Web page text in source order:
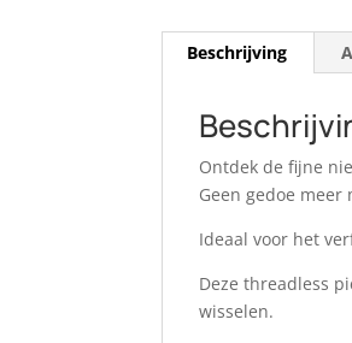
Beschrijving
Ontdek de fijne
Geen gedoe
Ideaal voor het
Deze threadless
wisselen.